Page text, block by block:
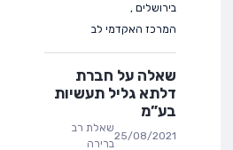
בירושלים ,
המרכז האקדמי לב
שאלה על חברת
דלתא גליל תעשיות
בע”מ
25/08/2021
שאלת רב
ברירה